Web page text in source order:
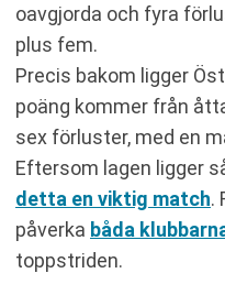
oavgjorda och fyra
plus fem.
Precis bakom ligger
poäng kommer från
sex förluster, med en
Eftersom lagen ligger
detta en viktig match.
påverka båda
toppstriden.